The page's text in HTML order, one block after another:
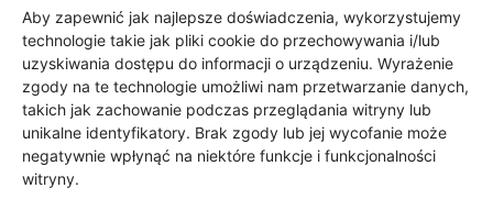
Aby zapewnić jak najlepsze doświadczenia, wykorzystujemy
technologie takie jak pliki cookie do przechowywania i/lub
uzyskiwania dostępu do informacji o urządzeniu. Wyrażenie
zgody na te technologie umożliwi nam przetwarzanie danych,
takich jak zachowanie podczas przeglądania witryny lub
unikalne identyfikatory. Brak zgody lub jej wycofanie może
negatywnie wpłynąć na niektóre funkcje i funkcjonalności
witryny.
ABOUT US
informacje z regionu / nagrania filmowe / produkcja video /
spoty reklamowe / materiały graficzne
Contact us:redakcja@gryf.tv